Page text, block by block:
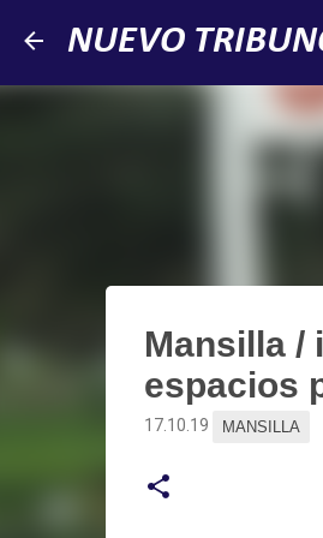
NUEVO
Mansilla /
espacios
17.10.19 MANSILLA